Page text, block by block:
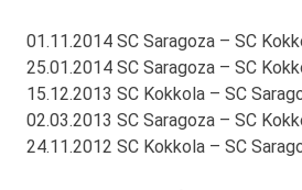
01.11.2014 SC Saragoza – SC
25.01.2014 SC Saragoza – SC
15.12.2013 SC Kokkola – SC
02.03.2013 SC Saragoza – SC
24.11.2012 SC Kokkola – SC